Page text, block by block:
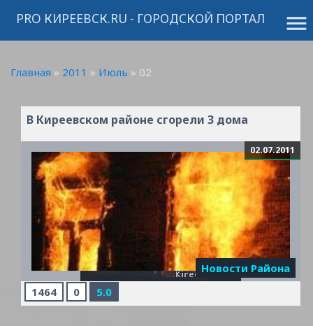
menu
PRO КИРЕЕВСК.RU - ГОРОДСКОЙ ПОРТАЛ
Главная » 2011 » Июль » 02
В Киреевском районе сгорели 3 дома
1464 0 5.0
02.07.2011
Новости Района